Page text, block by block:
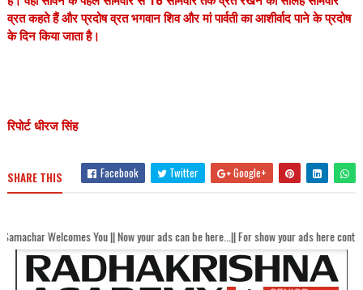
व्रत कहते हैं और प्रदोष व्रत भगवान शिव और मां पार्वती का आशीर्वाद पाने के प्रदोष
के दिन किया जाता है।
रिपोर्ट धीरज सिंह
SHARE THIS Facebook Twitter Google+
You || Now your ads can be here...|| For show your ads here contact